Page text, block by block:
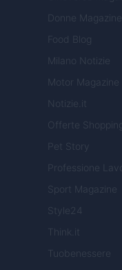
Donne Magazine
Food Blog
Milano Notizie
Motor Magazine
Notizie.it
Offerte
Pet Story
Professione
Sport Magazine
Style24
Think.it
Tuobenessere